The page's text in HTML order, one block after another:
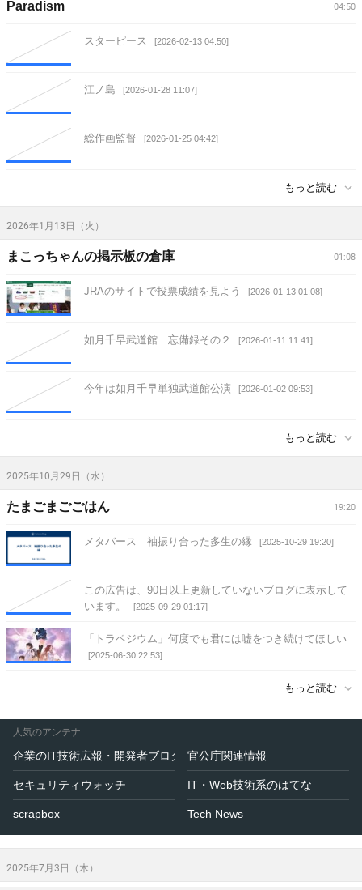
04:50
Paradism
スターピース [2026-02-13 04:50]
江ノ島 [2026-01-28 11:07]
総作画監督 [2026-01-25 04:42]
もっと読む
2026年1月13日（火）
01:08
まこっちゃんの掲示板の倉庫
JRAのサイトで投票成績を見よう [2026-01-13 01:08]
如月千早武道館 忘備録その２ [2026-01-11 11:41]
今年は如月千早単独武道館公演 [2026-01-02 09:53]
もっと読む
2025年10月29日（水）
19:20
たまごまごごはん
メタバース 袖振り合った多生の縁 [2025-10-29 19:20]
この広告は、90日以上更新していないブログに表示して
います。
[2025-09-29 01:17]
「トラペジウム」何度でも君には嘘をつき続けてほしい
[2025-06-30 22:53]
もっと読む
人気のアンテナ
企業のIT技術広報・開発者ブログ 官公庁関連情報
セキュリティウォッチ IT・Web技術系のはてな
scrapbox Tech News
2025年7月3日（木）